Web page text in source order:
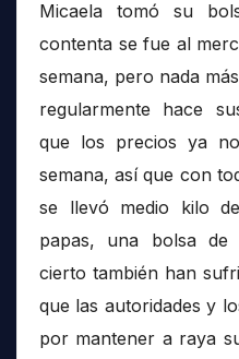
Micaela tomó su
contenta se fue al
semana, pero nada
regularmente hace
que los precios ya
semana, así que con
se llevó medio kilo
papas, una bolsa
cierto también han
que las autoridades y
por mantener a raya